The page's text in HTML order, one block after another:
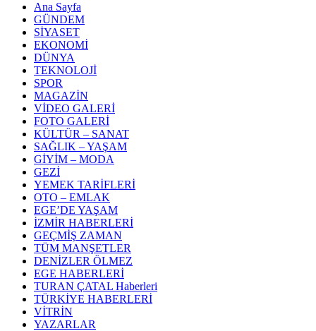
Ana Sayfa
GÜNDEM
SİYASET
EKONOMİ
DÜNYA
TEKNOLOJİ
SPOR
MAGAZİN
VİDEO GALERİ
FOTO GALERİ
KÜLTÜR – SANAT
SAĞLIK – YAŞAM
GİYİM – MODA
GEZİ
YEMEK TARİFLERİ
OTO – EMLAK
EGE’DE YAŞAM
İZMİR HABERLERİ
GEÇMİŞ ZAMAN
TÜM MANŞETLER
DENİZLER ÖLMEZ
EGE HABERLERİ
TURAN ÇATAL Haberleri
TÜRKİYE HABERLERİ
VİTRİN
YAZARLAR